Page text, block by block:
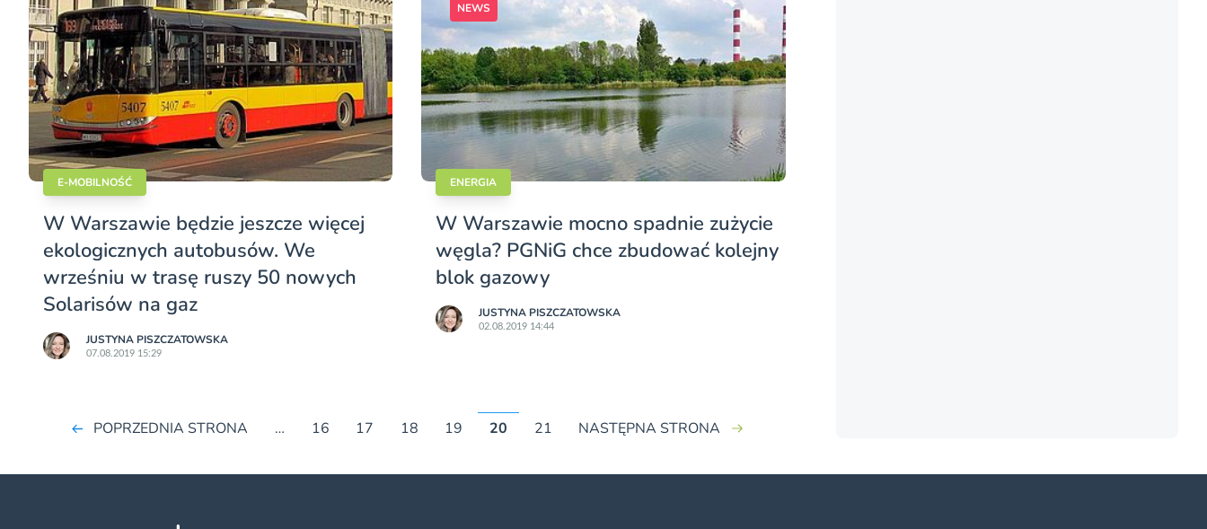
E-MOBILNOŚĆ
W Warszawie będzie jeszcze więcej
ekologicznych autobusów. We
wrześniu w trasę ruszy 50 nowych
Solarisów na gaz
JUSTYNA PISZCZATOWSKA
07.08.2019 15:29
NEWS
ENERGIA
W Warszawie mocno spadnie zużycie
węgla? PGNiG chce zbudować kolejny
blok gazowy
JUSTYNA PISZCZATOWSKA
02.08.2019 14:44
POPRZEDNIA STRONA … 16 17 18 19 20 21 NASTĘPNA STRONA